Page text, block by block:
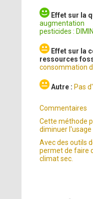
Effet sur la
augmentation
pesticides :
Effet sur la
ressources
consommation
Autre : Pas
Commentaires
Cette méthode
diminuer l'usage
Avec des outils
permet de faire
climat sec.